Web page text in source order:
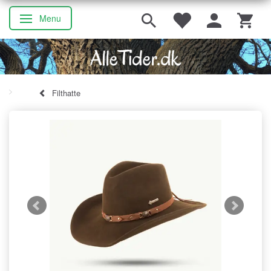
Skifte navigation
Menu
Filthatte